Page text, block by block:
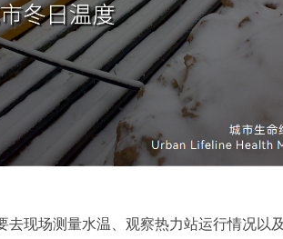
现场测量水温、观察热力站运行情况以